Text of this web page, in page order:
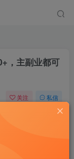
，主副业都可
关注 私信